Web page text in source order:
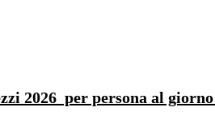
2026 per persona al